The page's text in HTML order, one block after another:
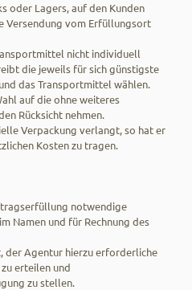
oder Lagers, auf den Kunden
Versendung vom Erfüllungsort
nicht individuell
die jeweils für sich günstigste
das Transportmittel wählen.
auf die ohne weiteres
Rücksicht nehmen.
Verpackung verlangt, so hat er
Kosten zu tragen.
notwendige
Namen und für Rechnung des
der Agentur hierzu erforderliche
erteilen und
zu stellen.